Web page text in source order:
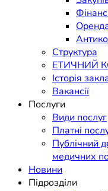
Структура
ЕТИЧНИЙ
Історія
Вакансії
Послуги
Види послуг
Платні
Публічний
медичних
Новини
Підрозділи